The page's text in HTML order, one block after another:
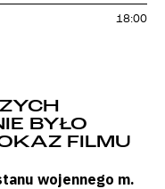
18:00
BYŁO
FILMU
wojennego m.